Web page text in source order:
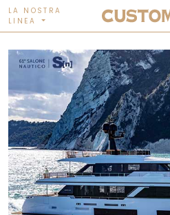
LA NOSTRA
LINEA